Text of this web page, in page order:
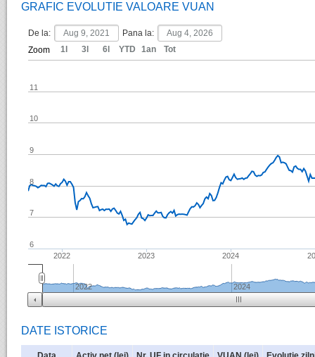
GRAFIC EVOLUTIE VALOARE VUAN
De la:
Pana la:
Zoom
2022 2023 2024
6
7
8
9
10
11
2022 2024
1l 3l 6l YTD 1an Tot
DATE ISTORICE